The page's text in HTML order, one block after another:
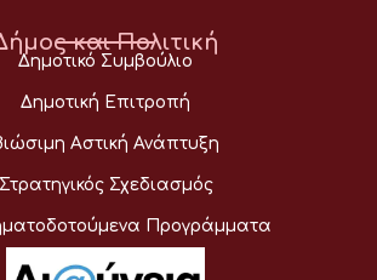
και Πολιτική
Δημοτικό Συμβούλιο
Δημοτική Επιτροπή
Αστική Ανάπτυξη
Στρατηγικός Σχεδιασμός
Προγράμματα